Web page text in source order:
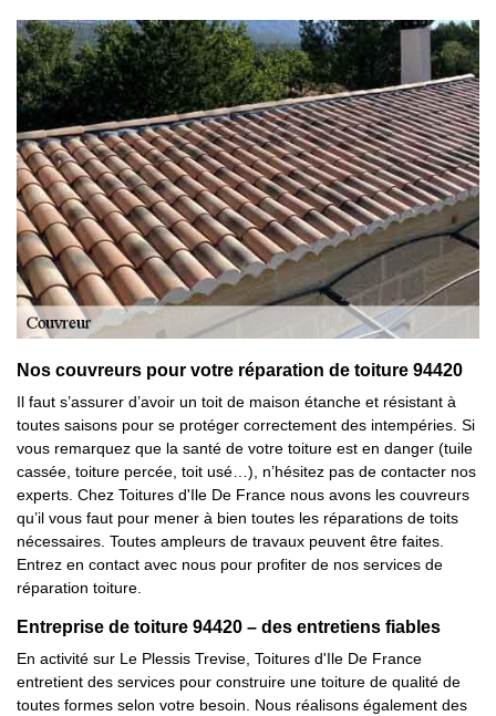
Nos couvreurs pour votre réparation de toiture 94420
Il faut s’assurer d’avoir un toit de maison étanche et résistant à
toutes saisons pour se protéger correctement des intempéries. Si
vous remarquez que la santé de votre toiture est en danger (tuile
cassée, toiture percée, toit usé…), n’hésitez pas de contacter nos
experts. Chez Toitures d'Ile De France nous avons les couvreurs
qu’il vous faut pour mener à bien toutes les réparations de toits
nécessaires. Toutes ampleurs de travaux peuvent être faites.
Entrez en contact avec nous pour profiter de nos services de
réparation toiture.
Entreprise de toiture 94420 – des entretiens fiables
En activité sur Le Plessis Trevise, Toitures d'Ile De France
entretient des services pour construire une toiture de qualité de
toutes formes selon votre besoin. Nous réalisons également des